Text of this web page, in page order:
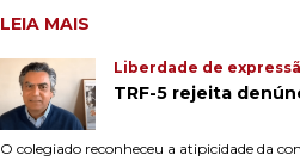
LEIA MAIS
Liberdade de
TRF-5 rejeita
O colegiado reconheceu a atipicidade da